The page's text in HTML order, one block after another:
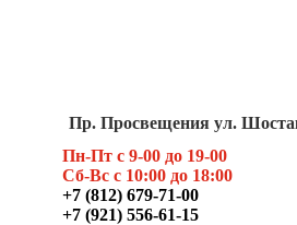
Пр. Просвещения ул.
Пн-Пт с 9-00 до 19-00
Сб-Вс с 10:00 до 18:00
+7 (812) 679-71-00
+7 (921) 556-61-15